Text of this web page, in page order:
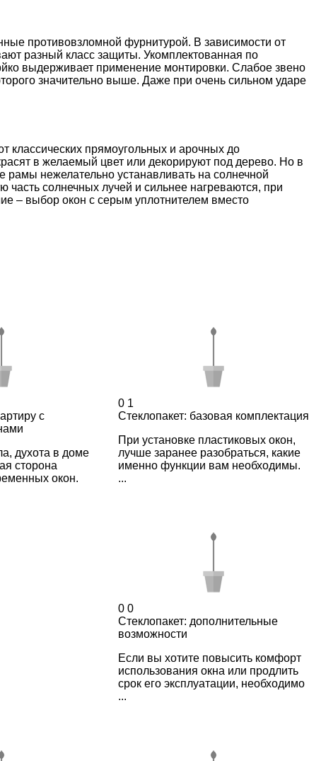
противовзломной фурнитурой. В зависимости от
разный класс защиты. Укомплектованная по
выдерживает применение монтировки. Слабое звено
значительно выше. Даже при очень сильном ударе
прямоугольных и арочных до
в желаемый цвет или декорируют под дерево. Но в
рамы нежелательно устанавливать на солнечной
солнечных лучей и сильнее нагреваются, при
– выбор окон с серым уплотнителем вместо
с
духота в доме
сторона
окон.
0 1
Стеклопакет: базовая комплектация
При установке пластиковых окон,
лучше заранее разобраться, какие
именно функции вам необходимы.
...
0 0
Стеклопакет: дополнительные
возможности
Если вы хотите повысить комфорт
использования окна или продлить
срок его эксплуатации, необходимо
...